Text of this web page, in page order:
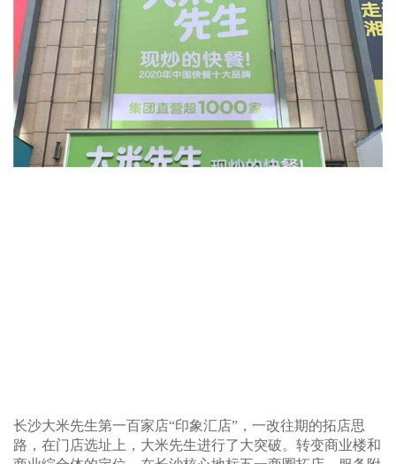
长沙大米先生第一百家店“印象汇店”，一改往期的拓店思
路，在门店选址上，大米先生进行了大突破。转变商业楼和